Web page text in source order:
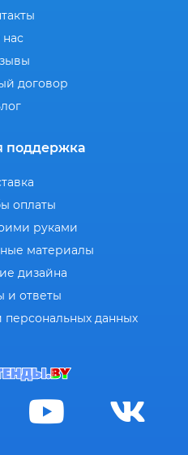
договор
поддержка
оплаты
руками
материалы
дизайна
и ответы
данных